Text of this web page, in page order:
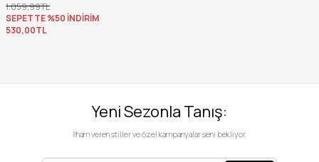
1.059,99TL
SEPETTE %50 İNDİRİM
530,00TL
Yeni Sezonla Tanış:
İlham veren stiller ve özel kampanyalar seni bekliyor.